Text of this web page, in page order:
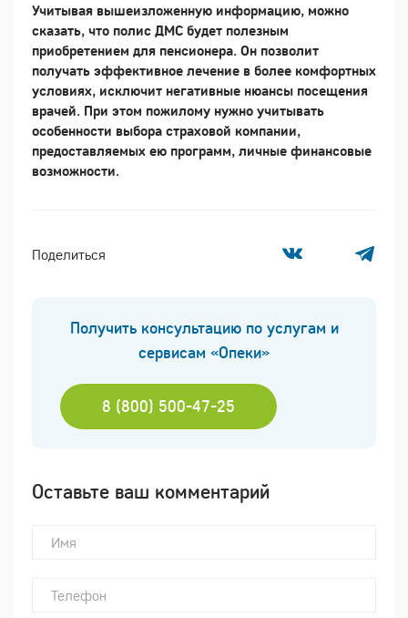
Учитывая вышеизложенную информацию, можно
сказать, что полис ДМС будет полезным
приобретением для пенсионера. Он позволит
получать эффективное лечение в более комфортных
условиях, исключит негативные нюансы посещения
врачей. При этом пожилому нужно учитывать
особенности выбора страховой компании,
предоставляемых ею программ, личные финансовые
возможности.
Поделиться
Получить консультацию по услугам и
сервисам «Опеки»
8 (800) 500-47-25
Оставьте ваш комментарий